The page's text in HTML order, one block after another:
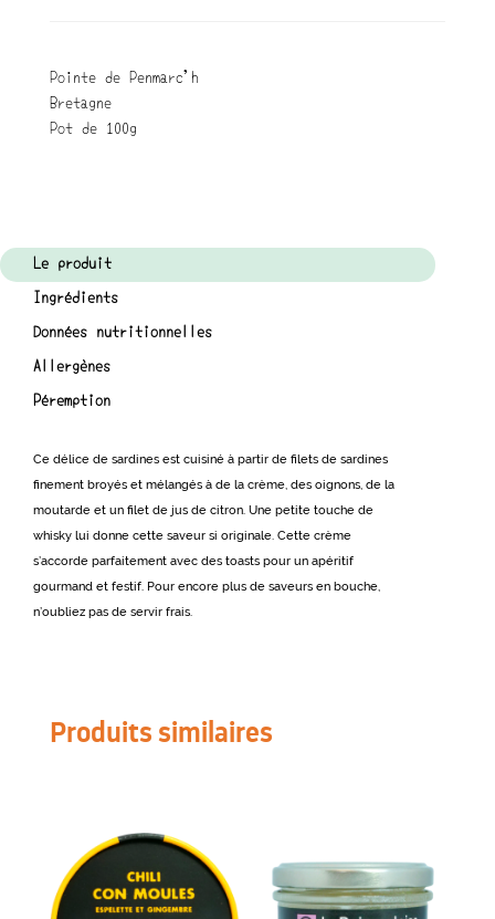
Pointe de Penmarc'h
Bretagne
Pot de 100g
Le produit
Ingrédients
Données nutritionnelles
Allergènes
Péremption
Ce délice de sardines est cuisiné à partir de filets de sardines
finement broyés et mélangés à de la crème, des oignons, de la
moutarde et un filet de jus de citron. Une petite touche de
whisky lui donne cette saveur si originale. Cette crème
s’accorde parfaitement avec des toasts pour un apéritif
gourmand et festif. Pour encore plus de saveurs en bouche,
n’oubliez pas de servir frais.
Produits similaires